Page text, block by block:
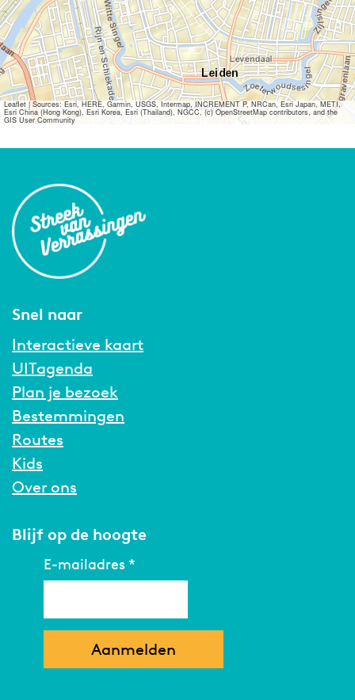
Leaflet|Sources: Esri, HERE, Garmin, USGS, Intermap, INCREMENT P, NRCan, Esri Japan, METI,
Esri China (Hong Kong), Esri Korea, Esri (Thailand), NGCC, (c) OpenStreetMap contributors, and the
GIS User Community
Snel naar
Interactieve kaart
UITagenda
Plan je bezoek
Bestemmingen
Routes
Kids
Over ons
Blijf op de hoogte
E-mailadres*